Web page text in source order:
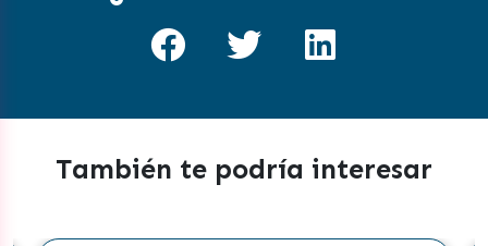
También te podría interesar